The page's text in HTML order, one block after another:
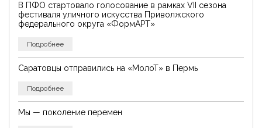
В ПФО стартовало голосование в рамках VII сезона
фестиваля уличного искусства Приволжского
федерального округа «ФормАРТ»
Подробнее
Саратовцы отправились на «МолоТ» в Пермь
Подробнее
Мы — поколение перемен